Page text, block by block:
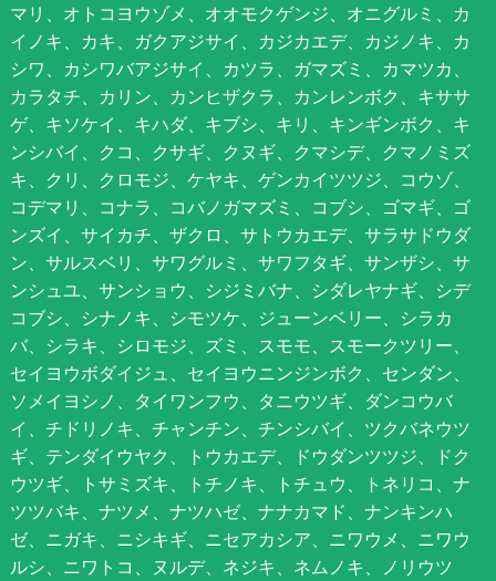
マリ、オトコヨウゾメ、オオモクゲンジ、オニグルミ、カ
イノキ、カキ、ガクアジサイ、カジカエデ、カジノキ、カ
シワ、カシワバアジサイ、カツラ、ガマズミ、カマツカ、
カラタチ、カリン、カンヒザクラ、カンレンボク、キササ
ゲ、キソケイ、キハダ、キブシ、キリ、キンギンボク、キ
ンシバイ、クコ、クサギ、クヌギ、クマシデ、クマノミズ
キ、クリ、クロモジ、ケヤキ、ゲンカイツツジ、コウゾ、
コデマリ、コナラ、コバノガマズミ、コブシ、ゴマギ、ゴ
ンズイ、サイカチ、ザクロ、サトウカエデ、サラサドウダ
ン、サルスベリ、サワグルミ、サワフタギ、サンザシ、サ
ンシュユ、サンショウ、シジミバナ、シダレヤナギ、シデ
コブシ、シナノキ、シモツケ、ジューンベリー、シラカ
バ、シラキ、シロモジ、ズミ、スモモ、スモークツリー、
セイヨウボダイジュ、セイヨウニンジンボク、センダン、
ソメイヨシノ、タイワンフウ、タニウツギ、ダンコウバ
イ、チドリノキ、チャンチン、チンシバイ、ツクバネウツ
ギ、テンダイウヤク、トウカエデ、ドウダンツツジ、ドク
ウツギ、トサミズキ、トチノキ、トチュウ、トネリコ、ナ
ツツバキ、ナツメ、ナツハゼ、ナナカマド、ナンキンハ
ゼ、ニガキ、ニシキギ、ニセアカシア、ニワウメ、ニワウ
ルシ、ニワトコ、ヌルデ、ネジキ、ネムノキ、ノリウツ